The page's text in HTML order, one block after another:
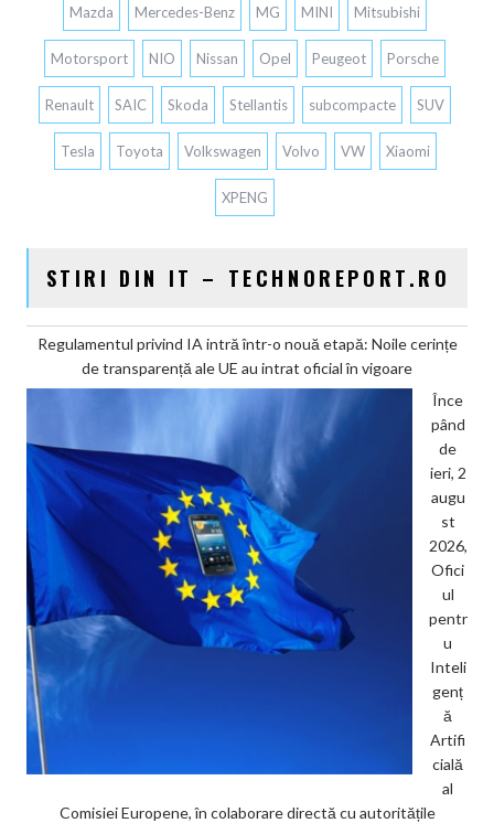
Mazda Mercedes-Benz MG MINI Mitsubishi
Motorsport NIO Nissan Opel Peugeot Porsche
Renault SAIC Skoda Stellantis subcompacte SUV
Tesla Toyota Volkswagen Volvo VW Xiaomi
XPENG
STIRI DIN IT – TECHNOREPORT.RO
Regulamentul privind IA intră într-o nouă etapă: Noile cerințe
de transparență ale UE au intrat oficial în vigoare
Înce
pând
de
ieri, 2
augu
st
2026,
Ofici
ul
pentr
u
Inteli
genț
ă
Artifi
cială
al
Comisiei Europene, în colaborare directă cu autoritățile